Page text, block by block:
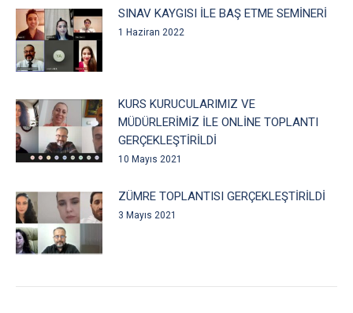
SINAV KAYGISI İLE BAŞ ETME SEMİNERİ
1 Haziran 2022
KURS KURUCULARIMIZ VE
MÜDÜRLERİMİZ İLE ONLİNE TOPLANTI
GERÇEKLEŞTİRİLDİ
10 Mayıs 2021
ZÜMRE TOPLANTISI GERÇEKLEŞTİRİLDİ
3 Mayıs 2021